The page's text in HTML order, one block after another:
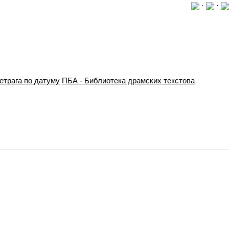
· ·
по датуму ПБА - Библиотека драмских текстова